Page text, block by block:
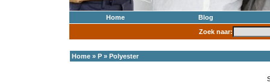
Home
Blog
Zoek naar:
Home » P » Polyester